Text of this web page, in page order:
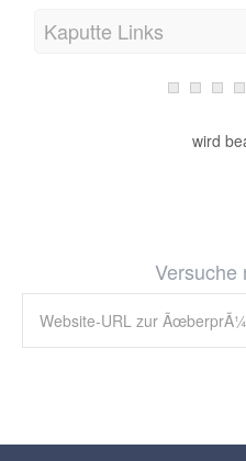
Kaputte Links
wird
Versuche